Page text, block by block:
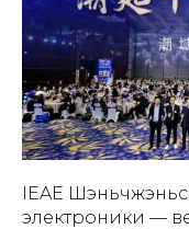
IEAE
электроники —